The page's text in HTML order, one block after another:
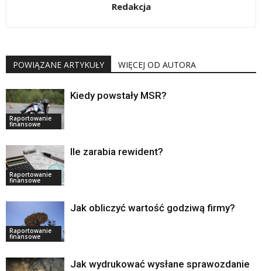
Redakcja
POWIĄZANE ARTYKUŁY WIĘCEJ OD AUTORA
Raportowanie
finansowe
Kiedy powstały MSR?
Raportowanie
finansowe
Ile zarabia rewident?
Raportowanie
finansowe
Jak obliczyć wartość godziwą firmy?
Jak wydrukować wysłane sprawozdanie